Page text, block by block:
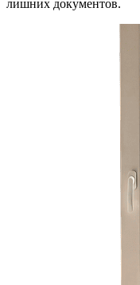
лишних документов.